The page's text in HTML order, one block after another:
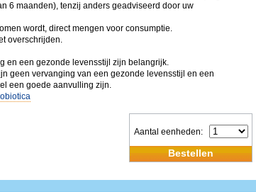
6 maanden), tenzij anders geadviseerd door uw
wordt, direct mengen voor consumptie.
overschrijden.
en een gezonde levensstijl zijn belangrijk.
geen vervanging van een gezonde levensstijl en een
een goede aanvulling zijn.
Aantal eenheden:
Bestellen